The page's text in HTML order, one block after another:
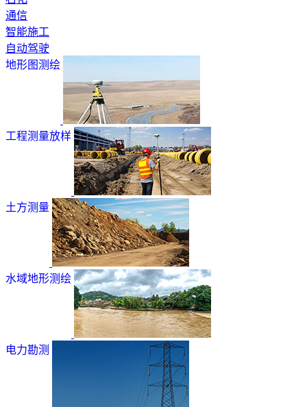
通信
智能施工
自动驾驶
地形图测绘
工程测量放样
土方测量
水域地形测绘
电力勘测